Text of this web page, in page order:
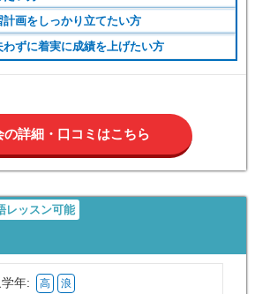
式: 個別指導塾
4.4点（32）
計画をしっかり立てたい方
わずに着実に成績を上げたい方
詳細・口コミはこちら